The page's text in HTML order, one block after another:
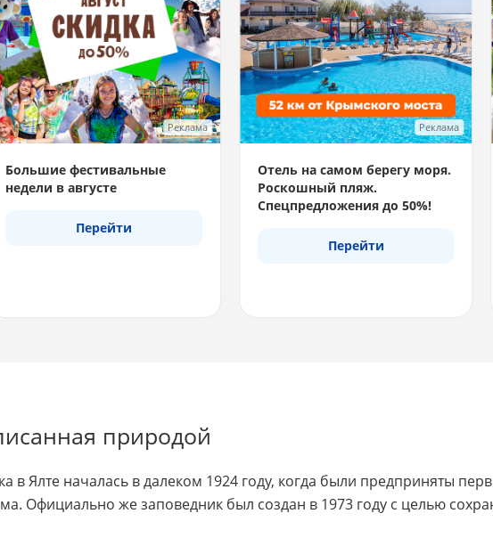
Реклама
Большие фестивальные
недели в августе
Перейти
Реклама
Отель на самом берегу моря.
Роскошный пляж.
Спецпредложения до 50%!
Перейти
природой
в Ялте началась в далеком 1924 году, когда были предприняты
Официально же заповедник был создан в 1973 году с целью